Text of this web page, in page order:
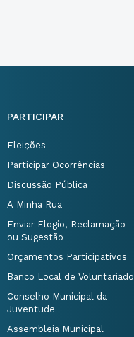
PARTICIPAR
Eleições
Participar Ocorrências
Discussão Pública
A Minha Rua
Enviar Elogio, Reclamação
ou Sugestão
Orçamentos Participativos
Banco Local de Voluntariado
Conselho Municipal da
Juventude
Assembleia Municipal